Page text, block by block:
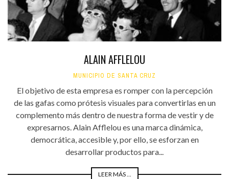
ALAIN AFFLELOU
MUNICIPIO DE SANTA CRUZ
El objetivo de esta empresa es romper con la percepción
de las gafas como prótesis visuales para convertirlas en un
complemento más dentro de nuestra forma de vestir y de
expresarnos. Alain Afflelou es una marca dinámica,
democrática, accesible y, por ello, se esforzan en
desarrollar productos para...
LEER MÁS ...